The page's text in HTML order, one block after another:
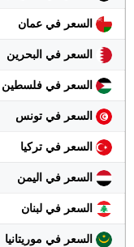
السعر في عمان
السعر في البحرين
السعر في فلسطين
السعر في تونس
السعر في تركيا
السعر في اليمن
السعر في لبنان
السعر في موريتانيا